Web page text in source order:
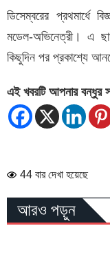
ডিসেম্বরের প্রথমার্ধে
মডেল-অভিনেত্রী। এ
কিছুদিন পর প্রকাশ্যে
এই খবরটি আপনার বন্ধুর
44 বার দেখা হয়েছে
আরও পড়ুন